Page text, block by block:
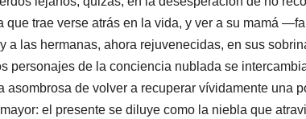
que trae verse atrás en la vida, y ver a su mamá
a las hermanas, ahora rejuvenecidas, en sus
personajes de la conciencia nublada se
asombrosa de volver a recuperar vívidamente una
el presente se diluye como la niebla que